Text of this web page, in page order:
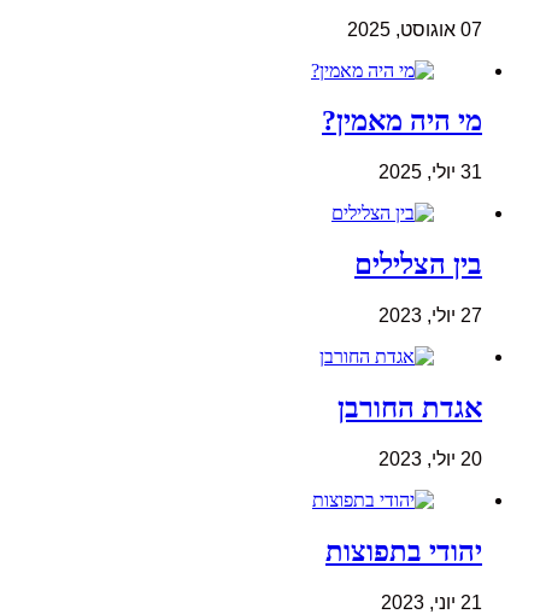
07 אוגוסט, 2025
מי היה מאמין?
31 יולי, 2025
בין הצלילים
27 יולי, 2023
אגדת החורבן
20 יולי, 2023
יהודי בתפוצות
21 יוני, 2023